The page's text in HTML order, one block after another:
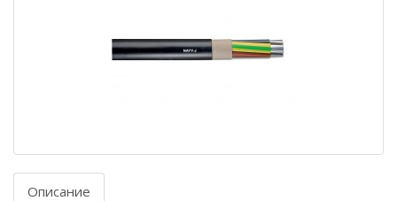
Описание